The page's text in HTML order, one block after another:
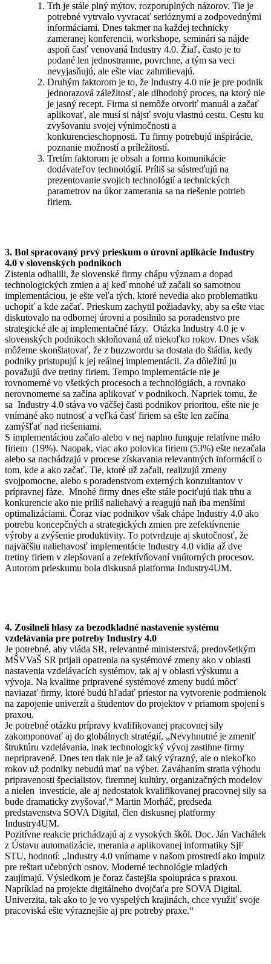
Trh je stále plný mýtov, rozporuplných názorov. Tie je
potrebné vytrvalo vyvracať serióznymi a zodpovednými
informáciami. Dnes takmer na každej technicky
zameranej konferencii, workshope, seminári sa nájde
aspoň časť venovaná Industry 4.0. Žiaľ, často je to
podané len jednostranne, povrchne, a tým sa veci
nevyjasňujú, ale ešte viac zahmlievajú.
Druhým faktorom je to, že Industry 4.0 nie je pre podnik
jednorazová záležitosť, ale dlhodobý proces, na ktorý nie
je jasný recept. Firma si nemôže otvoriť manuál a začať
aplikovať, ale musí si nájsť svoju vlastnú cestu. Cestu ku
zvyšovaniu svojej výnimočnosti a
konkurencieschopnosti. Tu firmy potrebujú inšpirácie,
poznanie možností a príležitostí.
Tretím faktorom je obsah a forma komunikácie
dodávateľov technológií. Príliš sa sústreďujú na
prezentovanie svojich technológií a technických
parametrov na úkor zamerania sa na riešenie potrieb
firiem.
3. Bol spracovaný prvý prieskum o úrovni aplikácie Industry
4.0 v slovenských podnikoch
Zistenia odhalili, že slovenské firmy chápu význam a dopad
technologických zmien a aj keď mnohé už začali so samotnou
implementáciou, je ešte veľa tých, ktoré nevedia ako problematiku
uchopiť a kde začať. Prieskum zachytil požiadavky, aby sa ešte viac
diskutovalo na odbornej úrovni a posilnilo sa poradenstvo pre
strategické ale aj implementačné fázy. Otázka Industry 4.0 je v
slovenských podnikoch skloňovaná už niekoľko rokov. Dnes však
môžeme skonštatovať, že z buzzwordu sa dostala do štádia, kedy
podniky pristupujú k jej reálnej implementácii. Za dôležitú ju
považujú dve tretiny firiem. Tempo implementácie nie je
rovnomerné vo všetkých procesoch a technológiách, a rovnako
nerovnomerne sa začína aplikovať v podnikoch. Napriek tomu, že
sa Industry 4.0 stáva vo väčšej časti podnikov prioritou, ešte nie je
vnímané ako nutnosť a veľká časť firiem sa ešte len začína
zamýšľať nad riešeniami.
S implementáciou začalo alebo v nej naplno funguje relatívne málo
firiem (19%). Naopak, viac ako polovica firiem (53%) ešte nezačala
alebo sa nachádzajú v procese získavania relevantných informácií o
tom, kde a ako začať. Tie, ktoré už začali, realizujú zmeny
svojpomocne, alebo s poradenstvom externých konzultantov v
prípravnej fáze. Mnohé firmy dnes ešte stále pociťujú tlak trhu a
konkurencie ako nie príliš naliehavý a reagujú naň iba menšími
optimalizáciami. Čoraz viac podnikov však chápe Industry 4.0 ako
potrebu koncepčných a strategických zmien pre zefektívnenie
výroby a zvýšenie produktivity. To potvrdzuje aj skutočnosť, že
najväčšiu naliehavosť implementácie Industry 4.0 vidia až dve
tretiny firiem v zlepšovaní a zefektívňovaní vnútorných procesov.
Autorom prieskumu bola diskusná platforma Industry4UM.
4. Zosilneli hlasy za bezodkladné nastavenie systému
vzdelávania pre potreby Industry 4.0
Je potrebné, aby vláda SR, relevantné ministerstvá, predovšetkým
MŠVVaŠ SR prijali opatrenia na systémové zmeny ako v oblasti
nastavenia vzdelávacích systémov, tak aj v oblasti výskumu a
vývoja. Na kvalitne pripravené systémové zmeny budú môcť
naviazať firmy, ktoré budú hľadať priestor na vytvorenie podmienok
na zapojenie univerzít a študentov do projektov v priamom spojení s
praxou.
Je potrebné otázku prípravy kvalifikovanej pracovnej sily
zakomponovať aj do globálnych stratégií. „Nevyhnutné je zmeniť
štruktúru vzdelávania, inak technologický vývoj zastihne firmy
nepripravené. Dnes ten tlak nie je až taký výrazný, ale o niekoľko
rokov už podniky nebudú mať na výber. Zaváhaním stratia výhodu
pripravenosti špecialistov, firemnej kultúry, organizačných modelov
a nielen investície, ale aj nedostatok kvalifikovanej pracovnej sily sa
bude dramaticky zvyšovať,“ Martin Morháč, predseda
predstavenstva SOVA Digital, člen diskusnej platformy
Industry4UM.
Pozitívne reakcie prichádzajú aj z vysokých škôl. Doc. Ján Vachálek
z Ústavu automatizácie, merania a aplikovanej informatiky SjF
STU, hodnotí: „Industry 4.0 vnímame v našom prostredí ako impulz
pre reštart učebných osnov. Moderné technológie mladých
zaujímajú. Výsledkom je čoraz častejšia spolupráca s praxou.
Napríklad na projekte digitálneho dvojčaťa pre SOVA Digital.
Univerzita, tak ako to je vo vyspelých krajinách, chce využiť svoje
pracoviská ešte výraznejšie aj pre potreby praxe.“